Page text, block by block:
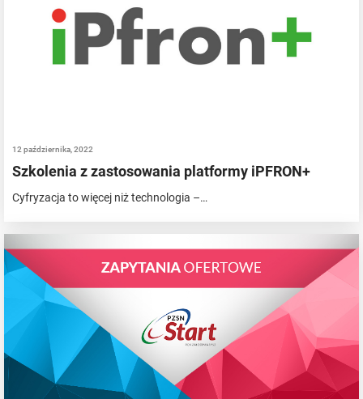
12 października, 2022
Szkolenia z zastosowania platformy iPFRON+
Cyfryzacja to więcej niż technologia –…